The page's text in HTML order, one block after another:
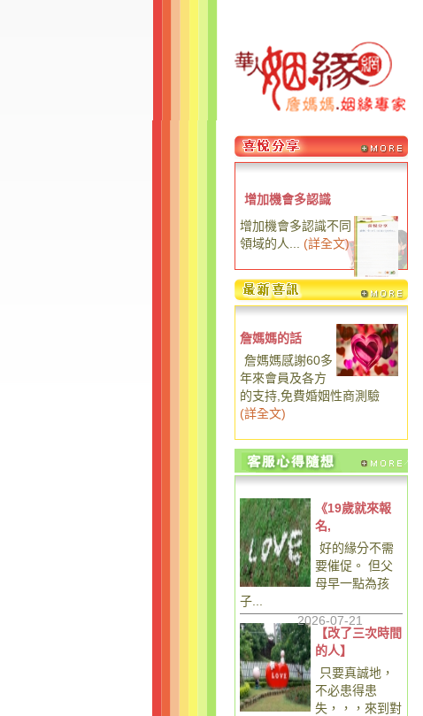
增加機會多認識
增加機會多認識不同
領域的人...
(詳全文)
詹媽媽的話
詹媽媽感謝60多
年來會員及各方
的支持,免費婚姻性商測驗
(詳全文)
《19歲就來報
名,
好的緣分不需
要催促。 但父
母早一點為孩
子...
2026-07-21
【改了三次時間
的人】
只要真誠地，
不必患得患
失，，，來到對